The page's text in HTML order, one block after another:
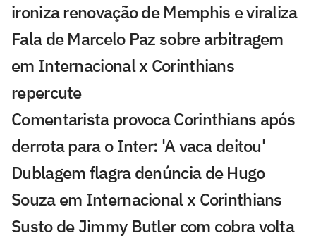
ironiza renovação de Memphis e viraliza
Fala de Marcelo Paz sobre arbitragem
em Internacional x Corinthians
repercute
Comentarista provoca Corinthians após
derrota para o Inter: 'A vaca deitou'
Dublagem flagra denúncia de Hugo
Souza em Internacional x Corinthians
Susto de Jimmy Butler com cobra volta